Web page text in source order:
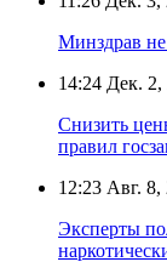
Минздрав
14:24 Дек. 2,
Снизить
правил
12:23 Авг. 8,
Эксперты